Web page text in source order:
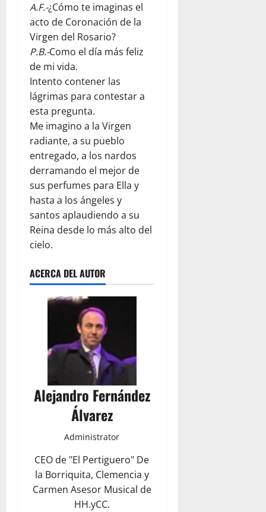
A.F.-¿Cómo te imaginas el
acto de Coronación de la
Virgen del Rosario?
P.B.-Como el día más feliz
de mi vida.
Intento contener las
lágrimas para contestar a
esta pregunta.
Me imagino a la Virgen
radiante, a su pueblo
entregado, a los nardos
derramando el mejor de
sus perfumes para Ella y
hasta a los ángeles y
santos aplaudiendo a su
Reina desde lo más alto del
cielo.
ACERCA DEL AUTOR
Alejandro Fernández
Álvarez
Administrator
CEO de "El Pertiguero" De
la Borriquita, Clemencia y
Carmen Asesor Musical de
HH.yCC.